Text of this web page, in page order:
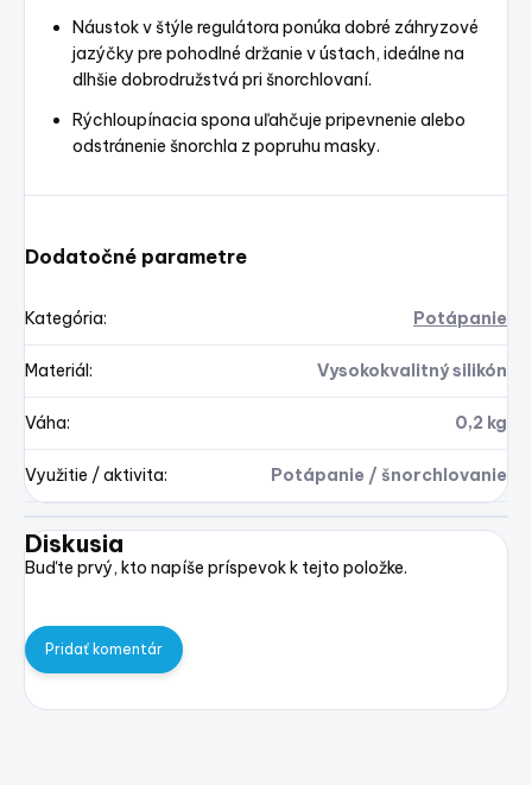
Náustok v štýle regulátora ponúka dobré záhryzové
jazýčky pre pohodlné držanie v ústach, ideálne na
dlhšie dobrodružstvá pri šnorchlovaní.
Rýchloupínacia spona uľahčuje pripevnenie alebo
odstránenie šnorchla z popruhu masky.
Dodatočné parametre
Kategória: Potápanie
Materiál: Vysokokvalitný silikón
Váha: 0,2 kg
Využitie / aktivita: Potápanie / šnorchlovanie
Diskusia
Buďte prvý, kto napíše príspevok k tejto položke.
Pridať komentár